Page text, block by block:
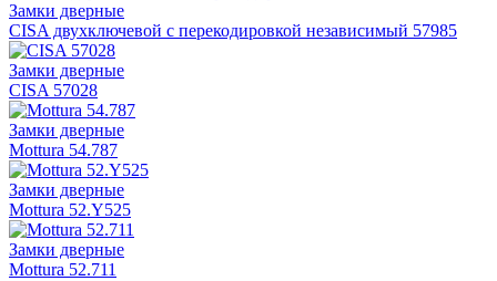
Замки дверные
CISA двухключевой с перекодировкой независимый 57985
Замки дверные
CISA 57028
Замки дверные
Mottura 54.787
Замки дверные
Mottura 52.Y525
Замки дверные
Mottura 52.711